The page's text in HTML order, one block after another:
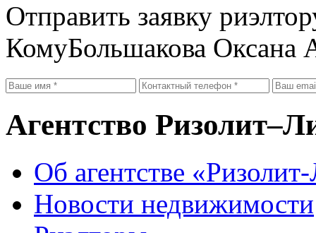
Отправить заявку
КомуБольшакова Оксана
Агентство
Об агентстве
Новости недвижимости